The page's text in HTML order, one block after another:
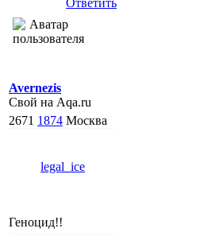
Avernezis
Свой на Aqa.ru
2671 1874 Москва
legal_ice
Геноцид!!